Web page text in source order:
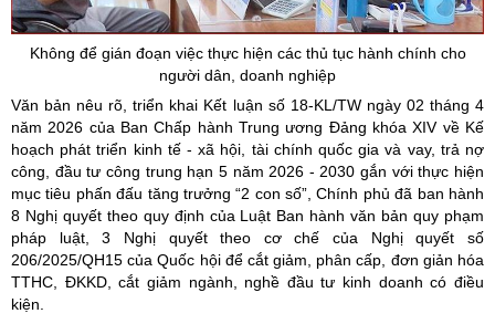
Không để gián đoạn việc thực hiện các thủ tục hành chính cho
người dân, doanh nghiệp
Văn bản nêu rõ, triển khai Kết luận số 18-KL/TW ngày 02 tháng 4
năm 2026 của Ban Chấp hành Trung ương Đảng khóa XIV về Kế
hoạch phát triển kinh tế - xã hội, tài chính quốc gia và vay, trả nợ
công, đầu tư công trung hạn 5 năm 2026 - 2030 gắn với thực hiện
mục tiêu phấn đấu tăng trưởng “2 con số”, Chính phủ đã ban hành
8 Nghị quyết theo quy định của Luật Ban hành văn bản quy phạm
pháp luật, 3 Nghị quyết theo cơ chế của Nghị quyết số
206/2025/QH15 của Quốc hội để cắt giảm, phân cấp, đơn giản hóa
TTHC, ĐKKD, cắt giảm ngành, nghề đầu tư kinh doanh có điều
kiện.